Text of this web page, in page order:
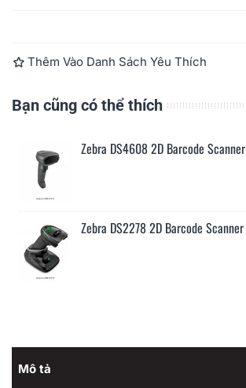
Thêm Vào Danh Sách Yêu Thích
Bạn cũng có thể thích
Zebra DS4608 2D Barcode Scanner
Zebra DS2278 2D Barcode Scanner
Mô tả